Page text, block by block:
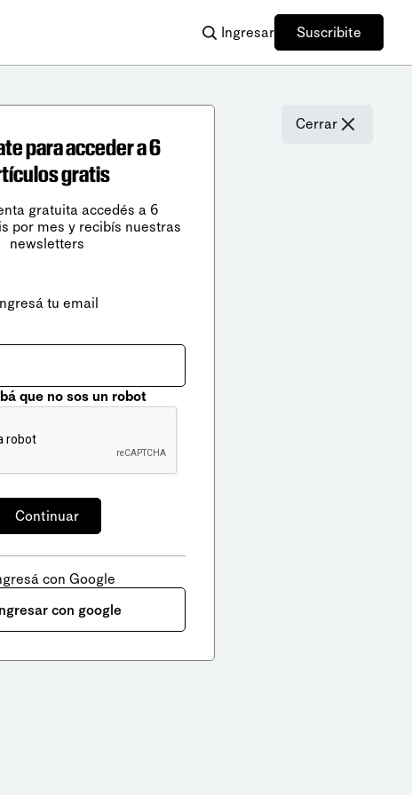
Ingresar Suscribite
Cerrar
para acceder a 6
gratis
gratuita accedés a 6
por mes y recibís nuestras
newsletters
tu email
que no sos un robot
con Google
con google